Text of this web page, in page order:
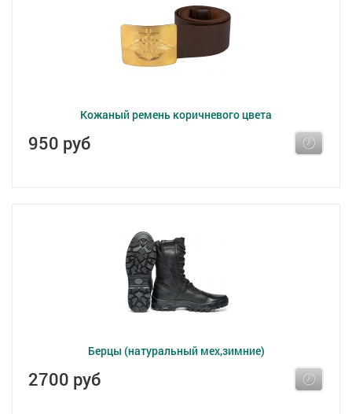
Кожаный ремень коричневого цвета
950 руб
Берцы (натуральный мех,зимние)
2700 руб